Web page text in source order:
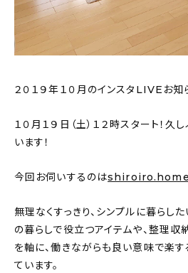
キッチン
収納/掃除
daily mukuri/ アイテム
人気の記事
２０１９年１０月のインスタLIVEお知
１０月１９日（土）１２時スタート！久
います！
今回お伺いするのはshiroiro.home
無理なくすっきり、シンプルに暮らし
の暮らしで役立つアイテムや、整理収
を軸に、働きながらも良い意味で楽
ています。